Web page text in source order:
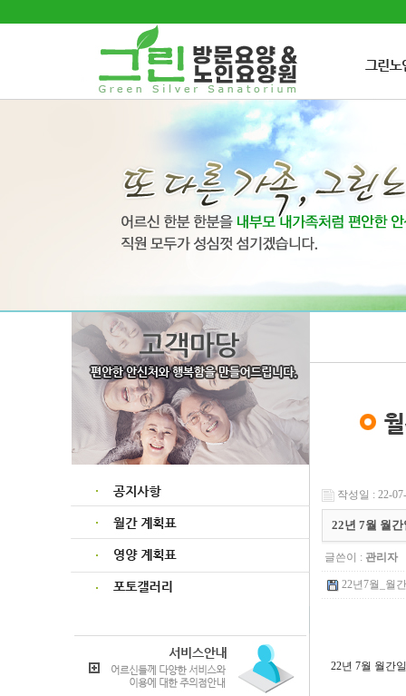
작성일 : 22-
22년 7월 월
글쓴이 : 관리자
22년7월_월
22년 7월 월간